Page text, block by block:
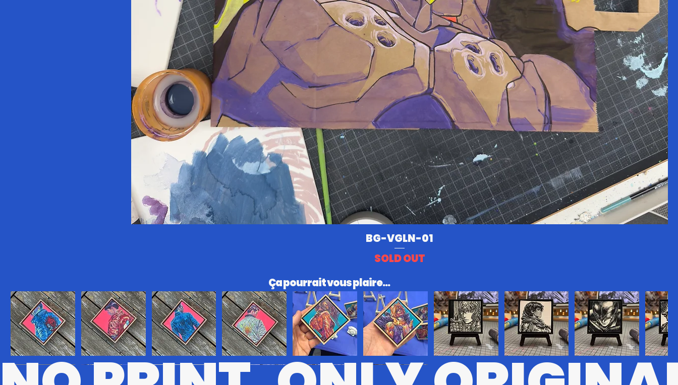
BG-VGLN-01
SOLD OUT
CBRPK KR MTRX BRSRK#8 BRSRK#7 BRSRK#5 BRSRK#6
​Ça pourrait vous plaire...